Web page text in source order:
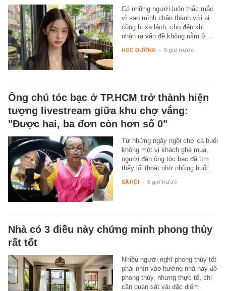
Có những người luôn thắc mắc
vì sao mình chân thành với ai
cũng bị xa lánh, cho đến khi
nhận ra vấn đề không nằm ở…
HỌC ĐƯỜNG - 5 giờ trước
Ông chú tóc bạc ở TP.HCM trở thành hiện
tượng livestream giữa khu chợ vắng:
"Được hai, ba đơn còn hơn số 0"
Từ những ngày ngồi chợ cả buổi
không một vị khách ghé mua,
người đàn ông tóc bạc đã tìm
thấy lối thoát nhờ những buổi…
XÃ HỘI - 5 giờ trước
Nhà có 3 điều này chứng minh phong thủy
rất tốt
Nhiều người nghĩ phong thủy tốt
phải nhìn vào hướng nhà hay đồ
phong thủy, nhưng thực tế, chỉ
cần quan sát vài đặc điểm